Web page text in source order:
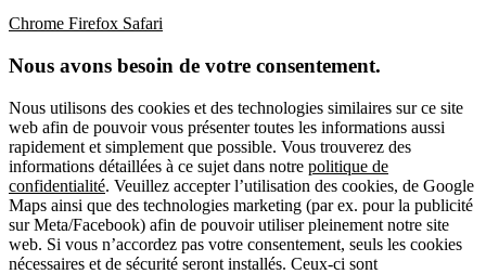
Chrome Firefox Safari
Nous avons besoin de votre consentement.
Nous utilisons des cookies et des technologies similaires sur ce site
web afin de pouvoir vous présenter toutes les informations aussi
rapidement et simplement que possible. Vous trouverez des
informations détaillées à ce sujet dans notre politique de
confidentialité. Veuillez accepter l’utilisation des cookies, de Google
Maps ainsi que des technologies marketing (par ex. pour la publicité
sur Meta/Facebook) afin de pouvoir utiliser pleinement notre site
web. Si vous n’accordez pas votre consentement, seuls les cookies
nécessaires et de sécurité seront installés. Ceux-ci sont